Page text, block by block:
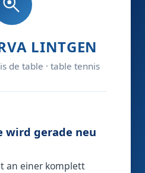
LINTGEN
de table · table tennis
wird gerade neu
an einer komplett